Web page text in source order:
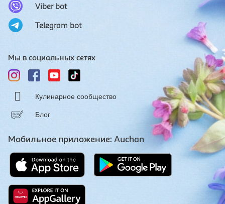
Viber bot
Telegram bot
Мы в социальных сетях
Кулинарное сообщество
Блог
Мобильное приложение: Auchan